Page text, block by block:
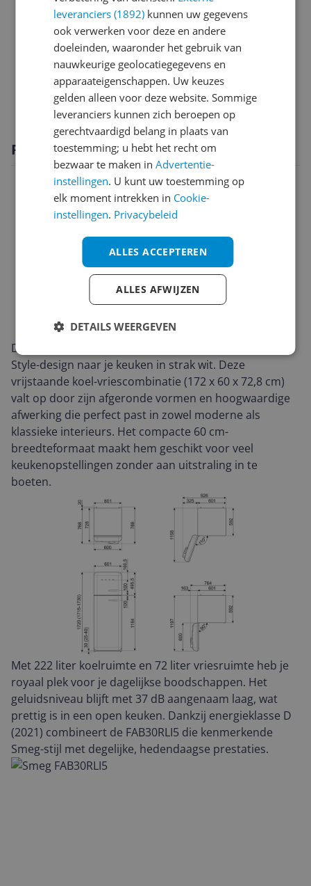
Overige kenmerken
Productinformatie
Technisch
Vrieskenmerken
Productomschrijving
De Smeg FAB30RLI5 brengt het iconische 50’s Retro
Style-design naar je keuken in strak wit. Deze
vrijstaande koel-vriescombinatie (172 x 60 x 72,8 cm)
valt op door zijn afgeronde vormen en hoogwaardige
afwerking die perfect past in zowel moderne als
klassieke interieurs. Het compacte 60 cm-
breedteformaat maakt hem geschikt voor veel
keukenopstellingen zonder aan uitstraling in te
boeten.
Met 222 liter koelruimte en 72 liter vriesruimte heb je
royaal plek voor je dagelijkse boodschappen. Het
geluidsniveau blijft met 37 dB aangenaam laag, wat
prettig is in een open keuken. Dankzij energieklasse D
(2021) combineert de FAB30RLI5 die kenmerkende
Smeg-stijl met degelijke, hedendaagse prestaties.
leveranciers (1892) kunnen uw gegevens
ook verwerken voor deze en andere
doeleinden, waaronder het gebruik van
nauwkeurige geolocatiegegevens en
apparaateigenschappen. Uw keuzes
gelden alleen voor deze website. Sommige
leveranciers kunnen zich beroepen op
gerechtvaardigd belang in plaats van
toestemming; u hebt het recht om
bezwaar te maken inAdvertentie-
instellingen. U kunt uw toestemming op
elk moment intrekken in Cookie-
instellingen. Privacybeleid
ALLES ACCEPTEREN
ALLES AFWIJZEN
DETAILS WEERGEVEN